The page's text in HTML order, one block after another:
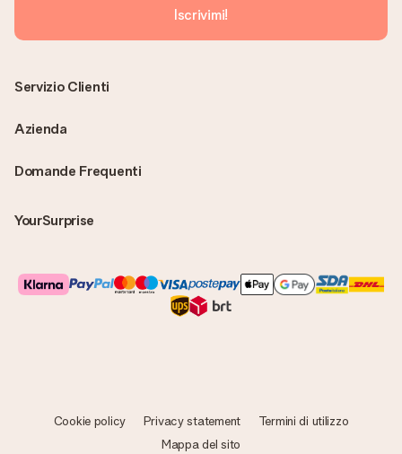
Iscrivimi!
Domande Frequenti
YourSurprise
Servizio Clienti
Azienda
Cookie policy Privacy statement
Termini di utilizzo
Mappa del sito